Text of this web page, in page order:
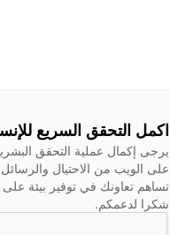
اكمل التحقق السريع
يرجى إكمال عملية التحقق
على الويب من الاحتيال
تساهم تعاونك في توفير بيئة على
شكرا لدعمكم.